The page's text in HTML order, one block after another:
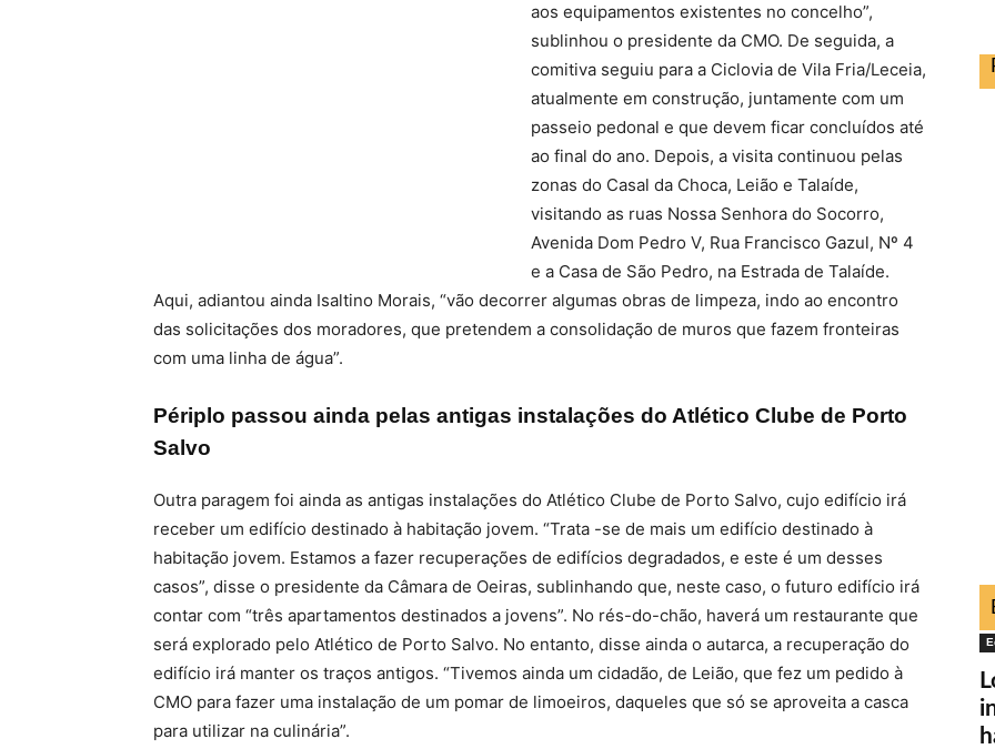
aos equipamentos existentes no concelho”,
sublinhou o presidente da CMO. De seguida, a
comitiva seguiu para a Ciclovia de Vila Fria/Leceia,
atualmente em construção, juntamente com um
passeio pedonal e que devem ficar concluídos até
ao final do ano. Depois, a visita continuou pelas
zonas do Casal da Choca, Leião e Talaíde,
visitando as ruas Nossa Senhora do Socorro,
Avenida Dom Pedro V, Rua Francisco Gazul, Nº 4
e a Casa de São Pedro, na Estrada de Talaíde.
Aqui, adiantou ainda Isaltino Morais, “vão decorrer algumas obras de limpeza, indo ao encontro
das solicitações dos moradores, que pretendem a consolidação de muros que fazem fronteiras
com uma linha de água”.
Périplo passou ainda pelas antigas instalações do Atlético Clube de Porto
Salvo
Outra paragem foi ainda as antigas instalações do Atlético Clube de Porto Salvo, cujo edifício irá
receber um edifício destinado à habitação jovem. “Trata -se de mais um edifício destinado à
habitação jovem. Estamos a fazer recuperações de edifícios degradados, e este é um desses
casos”, disse o presidente da Câmara de Oeiras, sublinhando que, neste caso, o futuro edifício irá
contar com “três apartamentos destinados a jovens”. No rés-do-chão, haverá um restaurante que
será explorado pelo Atlético de Porto Salvo. No entanto, disse ainda o autarca, a recuperação do
edifício irá manter os traços antigos. “Tivemos ainda um cidadão, de Leião, que fez um pedido à
CMO para fazer uma instalação de um pomar de limoeiros, daqueles que só se aproveita a casca
para utilizar na culinária”.